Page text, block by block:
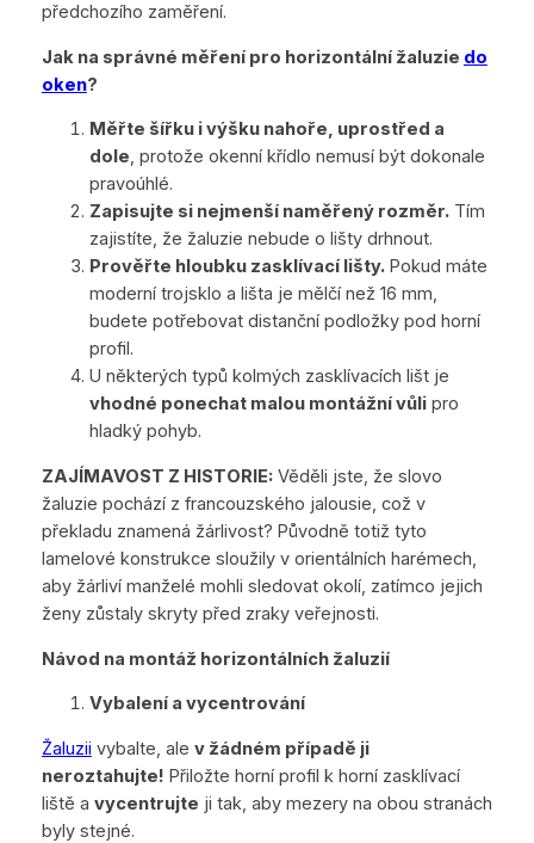
předchozího zaměření.
Jak na správné měření pro horizontální žaluzie do
oken?
Měřte šířku i výšku nahoře, uprostřed a
dole, protože okenní křídlo nemusí být dokonale
pravoúhlé.
Zapisujte si nejmenší naměřený rozměr.Tím
zajistíte, že žaluzie nebude o lišty drhnout.
Prověřte hloubku zasklívací lišty.Pokud máte
moderní trojsklo a lišta je mělčí než 16 mm,
budete potřebovat distanční podložky pod horní
profil.
U některých typů kolmých zasklívacích lišt je
vhodné ponechat malou montážní vůlipro
hladký pohyb.
ZAJÍMAVOST Z HISTORIE:Věděli jste, že slovo
žaluzie pochází z francouzského jalousie, což v
překladu znamená žárlivost? Původně totiž tyto
lamelové konstrukce sloužily v orientálních harémech,
aby žárliví manželé mohli sledovat okolí, zatímco jejich
ženy zůstaly skryty před zraky veřejnosti.
Návod na montáž horizontálních žaluzií
Vybalení a vycentrování
Žaluzii vybalte, ale v žádném případě ji
neroztahujte! Přiložte horní profil k horní zasklívací
liště a vycentrujte ji tak, aby mezery na obou stranách
byly stejné.